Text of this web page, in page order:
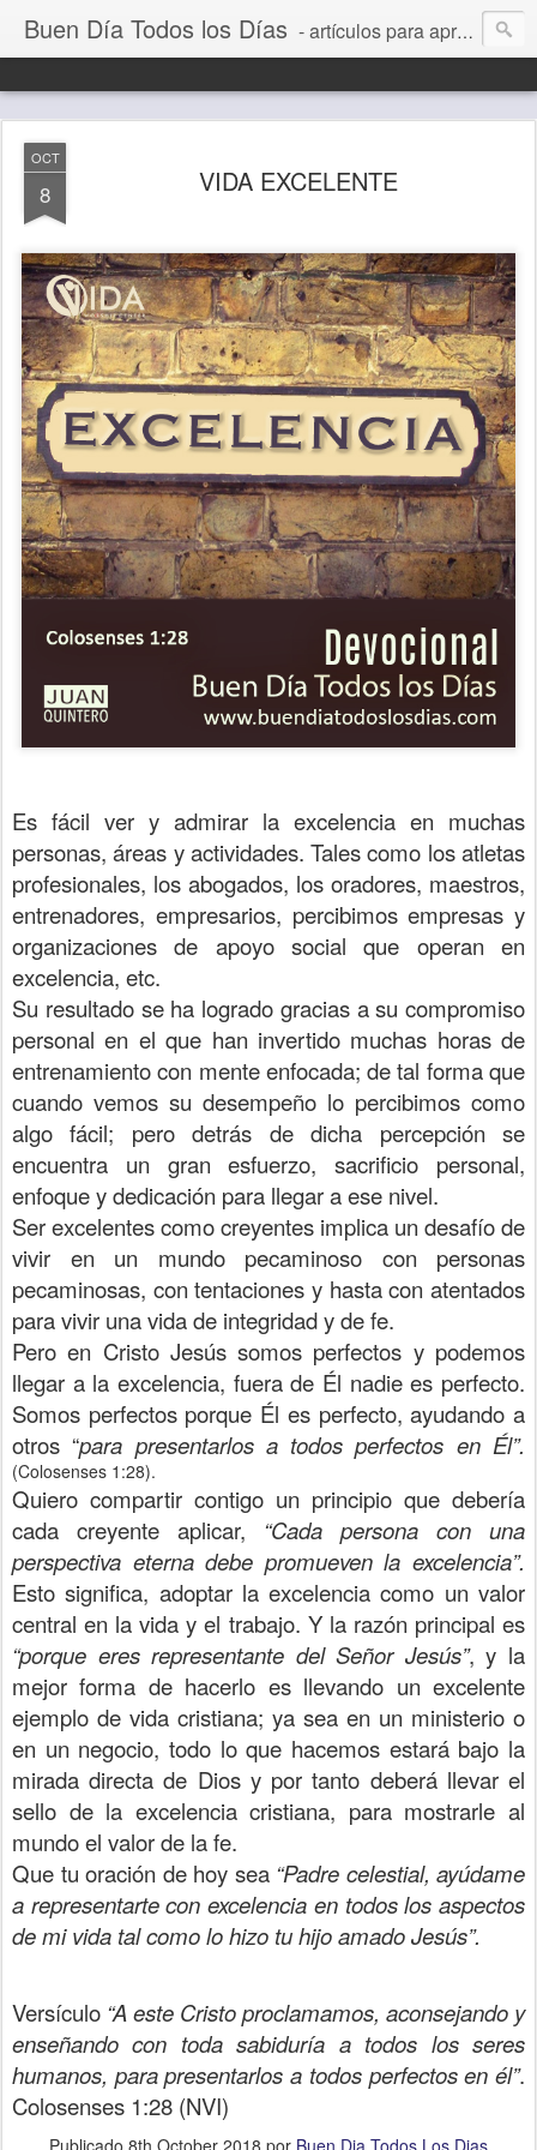
Buen Día Todos los Días - artículos para aprender a vivir mejor, un día a la vez. Por Juan C Quintero
OCT
8 VIDA EXCELENTE
Es fácil ver y admirar la excelencia en muchas
personas, áreas y actividades. Tales como los atletas
profesionales, los abogados, los oradores, maestros,
entrenadores, empresarios, percibimos empresas y
organizaciones de apoyo social que operan en
excelencia, etc.
Su resultado se ha logrado gracias a su compromiso
personal en el que han invertido muchas horas de
entrenamiento con mente enfocada; de tal forma que
cuando vemos su desempeño lo percibimos como
algo fácil; pero detrás de dicha percepción se
encuentra un gran esfuerzo, sacrificio personal,
enfoque y dedicación para llegar a ese nivel.
Ser excelentes como creyentes implica un desafío de
vivir en un mundo pecaminoso con personas
pecaminosas, con tentaciones y hasta con atentados
para vivir una vida de integridad y de fe.
Pero en Cristo Jesús somos perfectos y podemos
llegar a la excelencia, fuera de Él nadie es perfecto.
Somos perfectos porque Él es perfecto, ayudando a
otros “para presentarlos a todos perfectos en Él”.
(Colosenses 1:28).
Quiero compartir contigo un principio que debería
cada creyente aplicar, “Cada persona con una
perspectiva eterna debe promueven la excelencia”.
Esto significa, adoptar la excelencia como un valor
central en la vida y el trabajo. Y la razón principal es
“porque eres representante del Señor Jesús”, y la
mejor forma de hacerlo es llevando un excelente
ejemplo de vida cristiana; ya sea en un ministerio o
en un negocio, todo lo que hacemos estará bajo la
mirada directa de Dios y por tanto deberá llevar el
sello de la excelencia cristiana, para mostrarle al
mundo el valor de la fe.
Que tu oración de hoy sea “Padre celestial, ayúdame
a representarte con excelencia en todos los aspectos
de mi vida tal como lo hizo tu hijo amado Jesús”.
Versículo “A este Cristo proclamamos, aconsejando y
enseñando con toda sabiduría a todos los seres
humanos, para presentarlos a todos perfectos en él”.
Colosenses 1:28 (NVI)
Publicado 8th October 2018 por Buen Dia Todos Los Dias